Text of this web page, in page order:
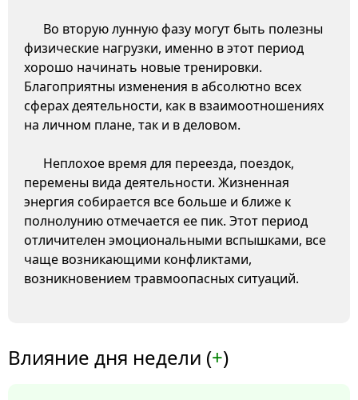
Во вторую лунную фазу могут быть полезны
физические нагрузки, именно в этот период
хорошо начинать новые тренировки.
Благоприятны изменения в абсолютно всех
сферах деятельности, как в взаимоотношениях
на личном плане, так и в деловом.
Неплохое время для переезда, поездок,
перемены вида деятельности. Жизненная
энергия собирается все больше и ближе к
полнолунию отмечается ее пик. Этот период
отличителен эмоциональными вспышками, все
чаще возникающими конфликтами,
возникновением травмоопасных ситуаций.
Влияние дня недели (+)